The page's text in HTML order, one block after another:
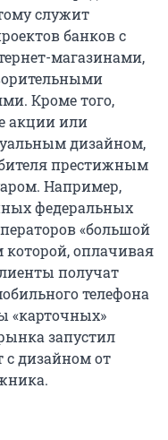
служит
банков с
магазинами,
Кроме того,
акции или
дизайном,
престижным
Например,
федеральных
«большой
которой, оплачивая
получат
телефона
«карточных»
запустил
с дизайном от